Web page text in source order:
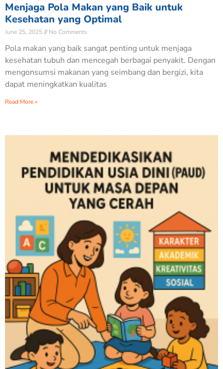
Menjaga Pola Makan yang Baik untuk
Kesehatan yang Optimal
June 25, 2025 No Comments
Pola makan yang baik sangat penting untuk menjaga
kesehatan tubuh dan mencegah berbagai penyakit. Dengan
mengonsumsi makanan yang seimbang dan bergizi, kita
dapat meningkatkan kualitas
Read More »